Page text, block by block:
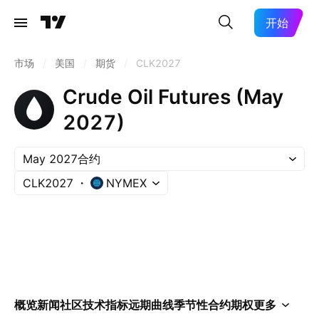
开始
市场 美国 期货 CLK2027
Crude Oil Futures (May
2027)
May 2027合约
CLK2027
NYMEX
概览新闻社区技术指标远期曲线季节性合约期权更多